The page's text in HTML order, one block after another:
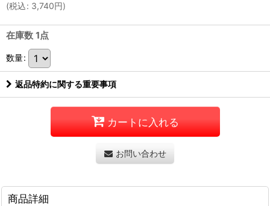
(税込: 3,740円)
在庫数 1点
数量:
返品特約に関する重要事項
カートに入れる
お問い合わせ
商品詳細